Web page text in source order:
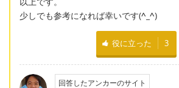
少しでも参考になれば幸いです(^_^)
役に立った 3
回答したアンカーのサイト